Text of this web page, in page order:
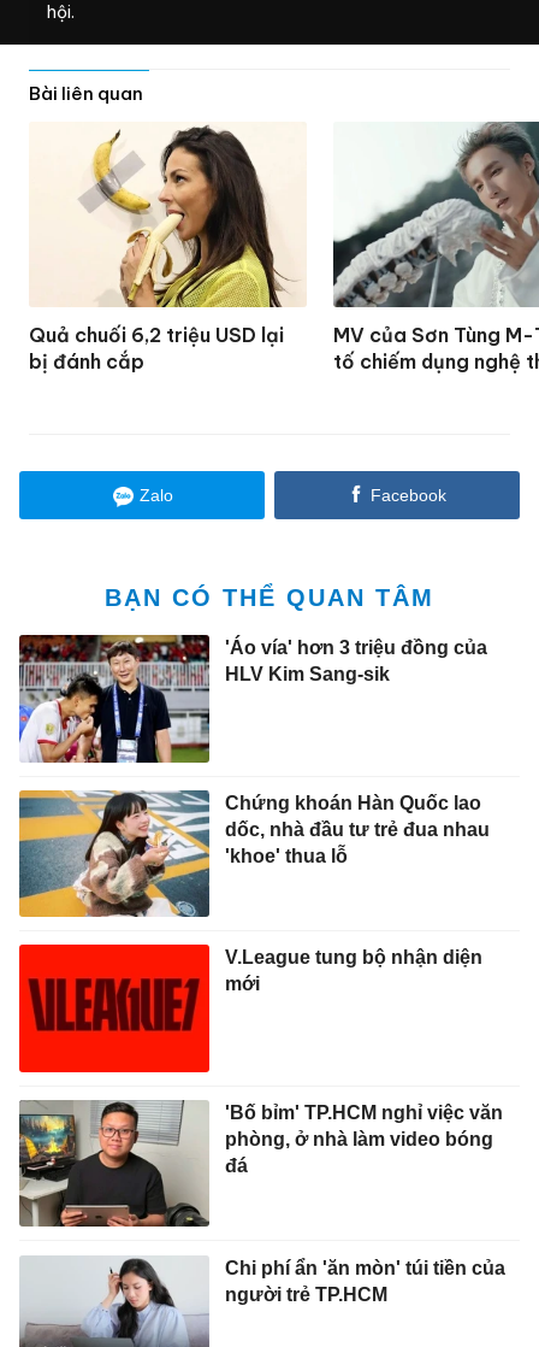
hội.
Bài liên quan
Quả chuối 6,2 triệu USD lại
bị đánh cắp
MV của Sơn Tùng
tố chiếm dụng nghệ
Zalo Facebook
BẠN CÓ THỂ QUAN TÂM
'Áo vía' hơn 3 triệu đồng của
HLV Kim Sang-sik
Chứng khoán Hàn Quốc lao
dốc, nhà đầu tư trẻ đua nhau
'khoe' thua lỗ
V.League tung bộ nhận diện
mới
'Bố bỉm' TP.HCM nghỉ việc văn
phòng, ở nhà làm video bóng
đá
Chi phí ẩn 'ăn mòn' túi tiền của
người trẻ TP.HCM